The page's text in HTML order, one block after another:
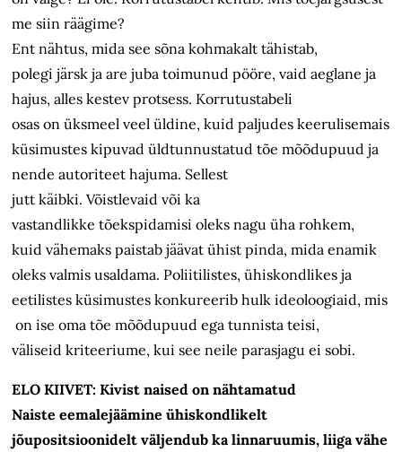
me siin räägime?
Ent nähtus, mida see sõna kohmakalt tähistab,
polegi järsk ja are juba toimunud pööre, vaid aeglane ja
hajus, alles kestev protsess. Korrutustabeli
osas on üksmeel veel üldine, kuid paljudes keerulisemais
küsimustes kipuvad üldtunnustatud tõe mõõdupuud ja
nende autoriteet hajuma. Sellest
jutt käibki. Võistlevaid või ka
vastandlikke tõekspidamisi oleks nagu üha rohkem,
kuid vähemaks paistab jäävat ühist pinda, mida enamik
oleks valmis usaldama. Poliitilistes, ühiskondlikes ja
eetilistes küsimustes konkureerib hulk ideoloogiaid, mis
on ise oma tõe mõõdupuud ega tunnista teisi,
väliseid kriteeriume, kui see neile parasjagu ei sobi.
ELO KIIVET: Kivist naised on nähtamatud
Naiste eemalejäämine ühiskondlikelt
jõupositsioonidelt väljendub ka linnaruumis, liiga vähe